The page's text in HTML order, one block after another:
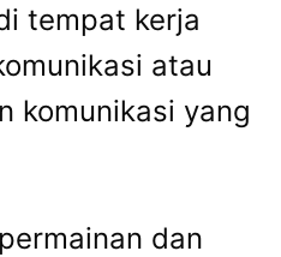
tempat kerja
atau
komunikasi yang
dan